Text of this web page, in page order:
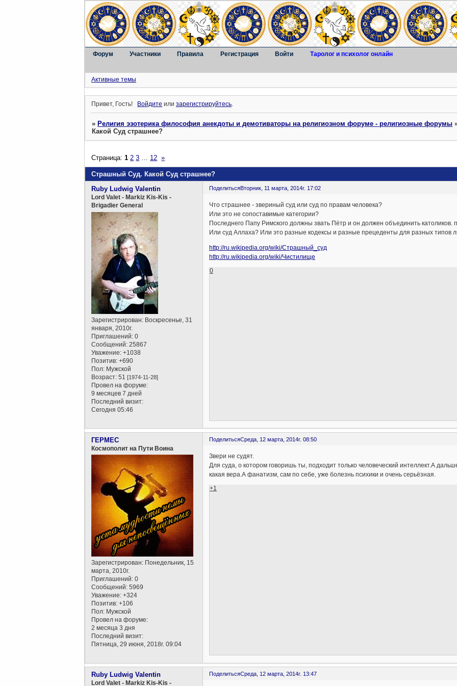
Форум Участники Правила Регистрация Войти Таролог и психолог онлайн
Активные темы
Привет, Гость! Войдите илизарегистрируйтесь.
»Религия эзотерика философия анекдоты и демотиваторы на религиозном форуме - религиозные форумы
Какой Суд страшнее?
Страшный Суд. Какой Суд страшнее?
Страница:1 2 3 12 »
ПоделитьсяВторник, 11 марта, 2014г. 17:02
Ruby Ludwig Valentin
Lord Valet - Markiz Kis-Kis -
Brigadier General
Зарегистрирован: Воскресенье, 31
января, 2010г.
Приглашений: 0
Сообщений: 25867
Уважение: +1038
Позитив: +690
Пол: Мужской
Возраст: 51[1974-11-28]
Провел на форуме:
9 месяцев 7 дней
Последний визит:
Сегодня 05:46
Что страшнее - звериный суд или суд по правам человека?
Или это не сопоставимые категории?
Последнего Папу Римского должны звать Пётр и он должен объединить католиков.
Или суд Аллаха? Или это разные кодексы и разные прецеденты для разных типов
http://ru.wikipedia.org/wiki/Страшный_суд
http://ru.wikipedia.org/wiki/Чистилище
0
ПоделитьсяСреда, 12 марта, 2014г. 08:50
ГЕРМЕС
Космополит на Пути Воина
Зарегистрирован: Понедельник, 15
марта, 2010г.
Приглашений: 0
Сообщений: 5969
Уважение: +324
Позитив: +106
Пол: Мужской
Провел на форуме:
2 месяца 3 дня
Последний визит:
Пятница, 29 июня, 2018г. 09:04
Звери не судят.
Для суда, о котором говоришь ты, подходит только человеческий интеллект.А
какая вера.А фанатизм, сам по себе, уже болезнь психики и очень серьёзная.
+1
ПоделитьсяСреда, 12 марта, 2014г. 13:47
Ruby Ludwig Valentin
Lord Valet - Markiz Kis-Kis -